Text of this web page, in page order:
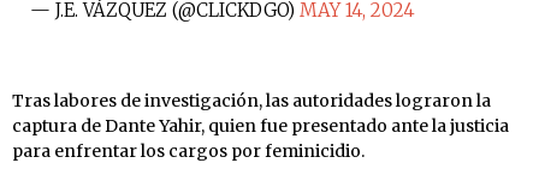
— J.E. VÁZQUEZ (@CLICKDGO) MAY 14, 2024
Tras labores de investigación, las autoridades lograron la
captura de Dante Yahir, quien fue presentado ante la justicia
para enfrentar los cargos por feminicidio.